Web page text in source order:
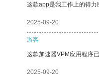
这款app是我工作上的得力
2025-09-20
游客
这款加速器VPM应用程序
2025-09-20